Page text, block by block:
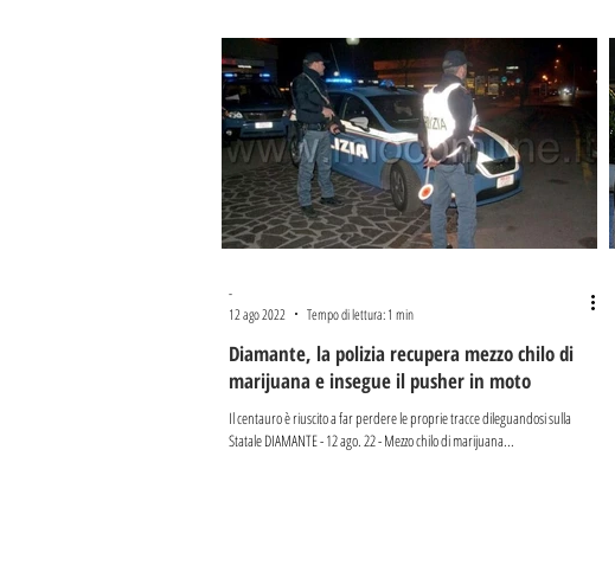
Diamante, la polizia recupera mezzo chilo di
marijuana e insegue il pusher in moto
Il centauro è riuscito a far perdere le proprie tracce dileguandosi sulla
Statale DIAMANTE - 12 ago. 22 - Mezzo chilo di marijuana...
-
12 ago 2022
Tempo di lettura: 1 min